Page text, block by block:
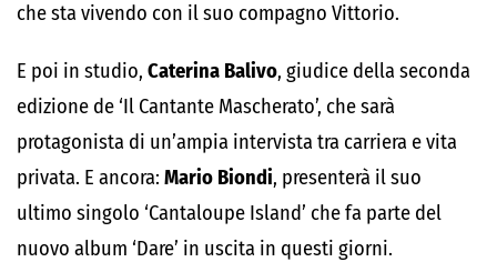
che sta vivendo con il suo compagno Vittorio.
E poi in studio, Caterina Balivo, giudice della seconda
edizione de ‘Il Cantante Mascherato’, che sarà
protagonista di un’ampia intervista tra carriera e vita
privata. E ancora: Mario Biondi, presenterà il suo
ultimo singolo ‘Cantaloupe Island’ che fa parte del
nuovo album ‘Dare’ in uscita in questi giorni.